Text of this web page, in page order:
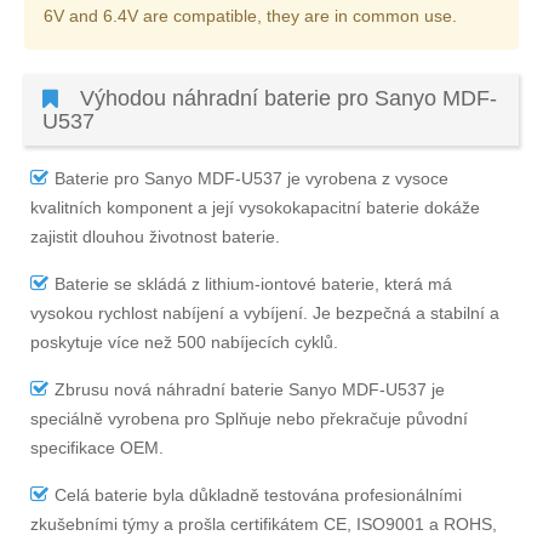
6V and 6.4V are compatible, they are in common use.
Výhodou náhradní baterie pro Sanyo MDF-
U537
Baterie pro Sanyo MDF-U537 je vyrobena z vysoce
kvalitních komponent a její vysokokapacitní baterie dokáže
zajistit dlouhou životnost baterie.
Baterie se skládá z lithium-iontové baterie, která má
vysokou rychlost nabíjení a vybíjení. Je bezpečná a stabilní a
poskytuje více než 500 nabíjecích cyklů.
Zbrusu nová náhradní baterie Sanyo MDF-U537 je
speciálně vyrobena pro Splňuje nebo překračuje původní
specifikace OEM.
Celá baterie byla důkladně testována profesionálními
zkušebními týmy a prošla certifikátem CE, ISO9001 a ROHS,